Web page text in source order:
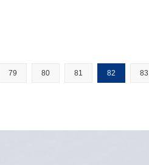
79 80 81 82 83